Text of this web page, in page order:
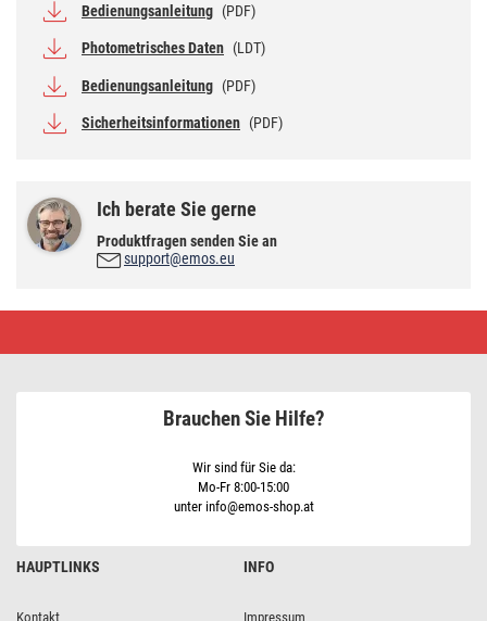
Bedienungsanleitung (PDF)
Photometrisches Daten (LDT)
Bedienungsanleitung (PDF)
Sicherheitsinformationen (PDF)
Ich berate Sie gerne
Produktfragen senden Sie an
support@emos.eu
HAUPTLINKS
Kontakt
INFO
Impressum
Brauchen Sie Hilfe?
Wir sind für Sie da:
Mo-Fr 8:00-15:00
unter info@emos-shop.at